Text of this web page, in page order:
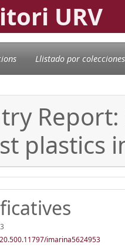
URV
Llistado por colecciones
plastics
imarina5624953